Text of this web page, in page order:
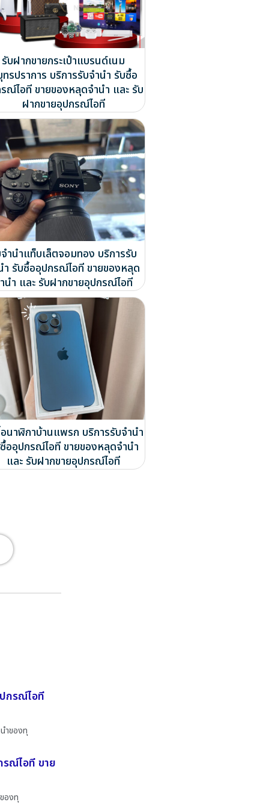
รับฝากขายกระเป๋าแบรนด์เนม
รปราการ บริการรับจำนำ รับซื้อ
ณ์ไอที ขายของหลุดจำนำ และ รับ
ฝากขายอุปกรณ์ไอที
ำนำแท็บเล็ตจอมทอง บริการรับ
ำ รับซื้ออุปกรณ์ไอที ขายของหลุด
นำ และ รับฝากขายอุปกรณ์ไอที
นาฬิกาบ้านแพรก บริการรับจำนำ
ออุปกรณ์ไอที ขายของหลุดจำนำ
และ รับฝากขายอุปกรณ์ไอที
กรณ์ไอที
ำของทุ
รณ์ไอที ขาย
องทุ